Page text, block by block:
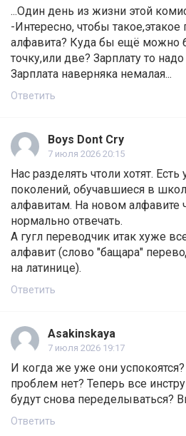
...Один день из жизни этой
-Интересно, чтобы
алфавита? Куда бы ещё можно
точку,или две? Зарплату то
Зарплата наверняка немалая...
Ответить
Boys Dont Cry
7 июля 2026 20:15
Нас разделять чтоли хотят.
поколений, обучавшиеся в
алфавитам. На новом алфавите
нормально отвечать.
А гугл переводчик итак хуже
алфавит (слово "бащара"
на латинице).
Ответить
Asakinskaya
7 июля 2026 19:17
И когда же уже они
проблем нет? Теперь все
будут снова переделываться?
Ответить